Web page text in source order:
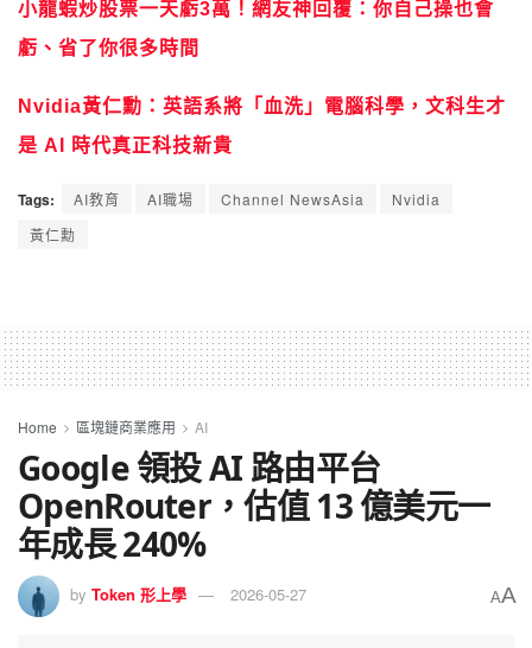
小龍蝦炒股票一天虧3萬！網友神回覆：你自己操也會
虧、省了你很多時間
Nvidia黃仁勳：英語系將「血洗」電腦科學，文科生才
是 AI 時代真正科技新貴
Tags: AI教育 AI職場 Channel NewsAsia
Nvidia
黃仁勳
Home 區塊鏈商業應用 AI
Google 領投 AI 路由平台
OpenRouter，估值 13 億美元一
年成長 240%
by Token 形上學 2026-05-27 AA